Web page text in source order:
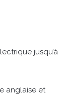
jusqu’à
anglaise et